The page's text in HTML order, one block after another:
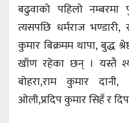
बढुवाको पहिलो
त्यसपछि धर्मराज भण्डारी,
कुमार बिक्रमम थापा, बुद्ध
खाँण रहेका छन् । यस्तै
बोहरा,राम कुमार
ओली,प्रदिप कुमार सिहँ र